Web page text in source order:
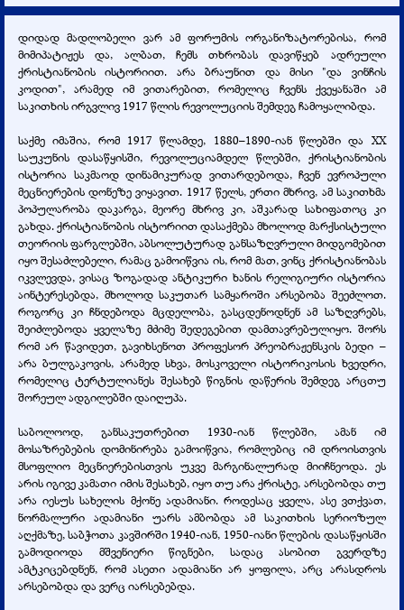
დიდად მადლობელი ვარ ამ ფორუმის ორგანიზატორებისა, რომ
მიმიპატიჟეს და, ალბათ, ჩემს თხრობას დავიწყებ ადრეული
ქრისტიანობის ისტორიით. არა ბრაუნით და მისი "და ვინჩის
კოდით", არამედ იმ ვითარებით, რომელიც ჩვენს ქვეყანაში ამ
საკითხის ირგვლივ 1917 წლის რევოლუციის შემდეგ ჩამოყალიბდა.
საქმე იმაშია, რომ 1917 წლამდე, 1880–1890-იან წლებში და XX
საუკუნის დასაწყისში, რევოლუციამდელ წლებში, ქრისტიანობის
ისტორია საკმაოდ დინამიკურად ვითარდებოდა, ჩვენ ევროპული
მეცნიერების დონეზე ვიყავით. 1917 წელს, ერთი მხრივ, ამ საკითხმა
პოპულარობა დაკარგა, მეორე მხრივ კი, აშკარად სახიფათოც კი
გახდა. ქრისტიანობის ისტორიით დასაქმება მხოლოდ მარქსისტული
თეორიის ფარგლებში, აბსოლუტურად განსაზღვრული მიდგომებით
იყო შესაძლებელი, რამაც გამოიწვია ის, რომ მათ, ვინც ქრისტიანობას
იკვლევდა, ვისაც ზოგადად ანტიკური ხანის რელიგიური ისტორია
აინტერესებდა, მხოლოდ საკუთარ სამყაროში არსებობა შეეძლოთ.
როგორც კი ჩნდებოდა მცდელობა, გასცდენოდნენ ამ საზღვრებს,
შეიძლებოდა ყველაზე მძიმე შედეგებით დამთავრებულიყო. შორს
რომ არ წავიდეთ, გავიხსენოთ პროფესორ პრეობრაჟენსკის ბედი –
არა ბულგაკოვის, არამედ სხვა, მოსკოველი ისტორიკოსის ხვედრი,
რომელიც ტერტულიანეს შესახებ წიგნის დაწერის შემდეგ არცთუ
შორეულ ადგილებში დაიღუპა.
საბოლოოდ, განსაკუთრებით 1930-იან წლებში, ამან იმ
მოსაზრებების დომინირება გამოიწვია, რომლებიც იმ დროისთვის
მსოფლიო მეცნიერებისთვის უკვე მარგინალურად მიიჩნეოდა. ეს
არის იგივე კამათი იმის შესახებ, იყო თუ არა ქრისტე, არსებობდა თუ
არა იესუს სახელის მქონე ადამიანი. როდესაც ყველა, ასე ვთქვათ,
ნორმალური ადამიანი უარს ამბობდა ამ საკითხის სერიოზულ
აღქმაზე, საბჭოთა კავშირში 1940-იან, 1950-იანი წლების დასაწყისში
გამოდიოდა მშვენიერი წიგნები, სადაც ასობით გვერდზე
ამტკიცებდნენ, რომ ასეთი ადამიანი არ ყოფილა, არც არასდროს
არსებობდა და ვერც იარსებებდა.